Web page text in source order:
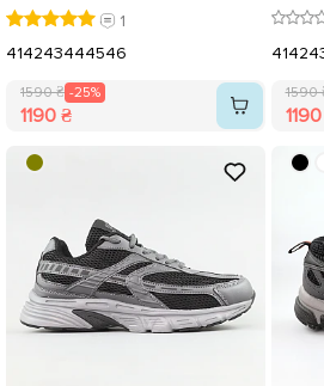
1
414243444546
1590 ₴ -25%
1190 ₴
4142
1590